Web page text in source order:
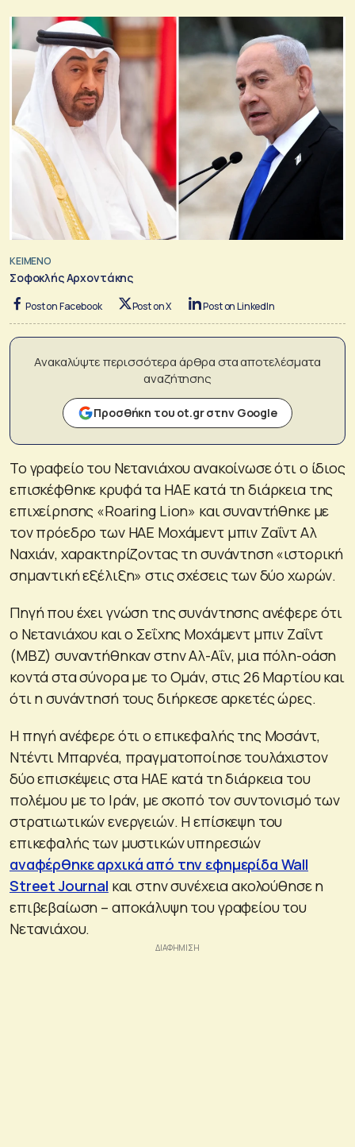
ΚΕΙΜΕΝΟ
Σοφοκλής Αρχοντάκης
Post on Facebook Post on X Post on LinkedIn
Ανακαλύψτε περισσότερα άρθρα στα αποτελέσματα
αναζήτησης
Προσθήκη του ot.gr στην Google
Το γραφείο του Νετανιάχου ανακοίνωσε ότι ο ίδιος
επισκέφθηκε κρυφά τα ΗΑΕ κατά τη διάρκεια της
επιχείρησης «Roaring Lion» και συναντήθηκε με
τον πρόεδρο των ΗΑΕ Μοχάμεντ μπιν Ζαΐντ Αλ
Ναχιάν, χαρακτηρίζοντας τη συνάντηση «ιστορική
σημαντική εξέλιξη» στις σχέσεις των δύο χωρών.
Πηγή που έχει γνώση της συνάντησης ανέφερε ότι
ο Νετανιάχου και ο Σεΐχης Μοχάμεντ μπιν Ζαΐντ
(MBZ) συναντήθηκαν στην Αλ-Αΐν, μια πόλη-οάση
κοντά στα σύνορα με το Ομάν, στις 26 Μαρτίου και
ότι η συνάντησή τους διήρκεσε αρκετές ώρες.
Η πηγή ανέφερε ότι ο επικεφαλής της Μοσάντ,
Ντέντι Μπαρνέα, πραγματοποίησε τουλάχιστον
δύο επισκέψεις στα ΗΑΕ κατά τη διάρκεια του
πολέμου με το Ιράν, με σκοπό τον συντονισμό των
στρατιωτικών ενεργειών. Η επίσκεψη του
επικεφαλής των μυστικών υπηρεσιών
αναφέρθηκε αρχικά από την εφημερίδα Wall
Street Journal και στην συνέχεια ακολούθησε η
επιβεβαίωση – αποκάλυψη του γραφείου του
Νετανιάχου.